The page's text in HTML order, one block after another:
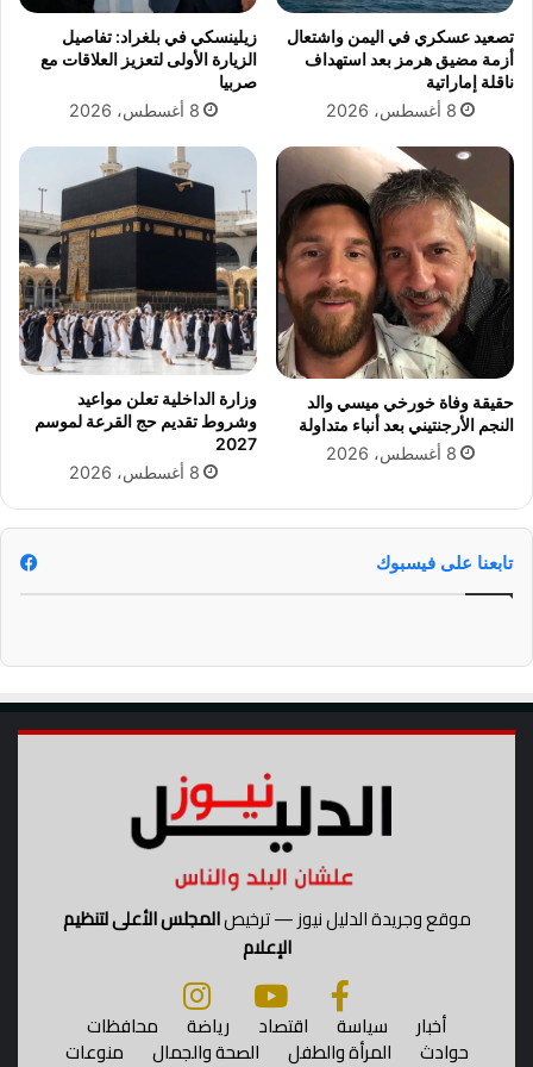
ه
ش
م
:
م
ا
و
ل
ة
ب
ت
ز
ا
تصعيد عسكري في اليمن واشتعال
أزمة مضيق هرمز بعد استهداف
ناقلة إماراتية
8 أغسطس، 2026
زيلينسكي في بلغراد: تفاصيل
الزيارة الأولى لتعزيز العلاقات مع
صربيا
8 أغسطس، 2026
حقيقة وفاة خورخي ميسي والد
النجم الأرجنتيني بعد أنباء متداولة
8 أغسطس، 2026
وزارة الداخلية تعلن مواعيد
وشروط تقديم حج القرعة لموسم
2027
8 أغسطس، 2026
تابعنا على فيسبوك
موقع وجريدة الدليل نيوز — ترخيصالمجلس الأعلى لتنظيم
الإعلام
أخبار سياسة اقتصاد رياضة محافظات
حوادث المرأة والطفل الصحة والجمال منوعات